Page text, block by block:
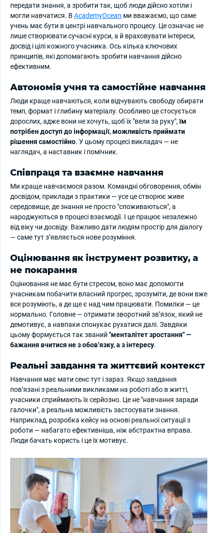
передати знання, а зробити так, щоб люди дійсно хотіли і
могли навчатися. В AcademyOcean ми вважаємо, що саме
учень має бути в центрі навчального процесу. Це означає не
лише створювати сучасні курси, а й враховувати інтереси,
досвід і цілі кожного учасника. Ось кілька ключових
принципів, які допомагають зробити навчання дійсно
ефективним.
Автономія учня та самостійне навчання
Люди краще навчаються, коли відчувають свободу обирати
темп, формат і глибину матеріалу. Особливо це стосується
дорослих, адже вони не хочуть, щоб їх "вели за руку",їм
потрібен доступ до інформації, можливість приймати
рішення самостійно. У цьому процесі викладач — не
наглядач, а наставник і помічник.
Співпраця та взаємне навчання
Ми краще навчаємося разом. Командні обговорення, обмін
досвідом, приклади з практики — усе це створює живе
середовище, де знання не просто "споживаються", а
народжуються в процесі взаємодії. І це працює незалежно
від віку чи досвіду. Важливо дати людям простір для діалогу
— саме тут з’являється нове розуміння.
Оцінювання як інструмент розвитку, а
не покарання
Оцінювання не має бути стресом, воно має допомогти
учасникам побачити власний прогрес, зрозуміти, де вони вже
все розуміють, а де ще є над чим працювати. Помилки — це
нормально. Головне — отримати зворотний зв’язок, який не
демотивує, а навпаки спонукає рухатися далі. Завдяки
цьому формується так званий "менталітет зростання" —
бажання вчитися не з обов’язку, а з інтересу.
Реальні завдання та життєвий контекст
Навчання має мати сенс тут і зараз. Якщо завдання
пов’язані з реальними викликами на роботі або в житті,
учасники сприймають їх серйозно. Це не "навчання заради
галочки", а реальна можливість застосувати знання.
Наприклад, розробка кейсу на основі реальної ситуації з
роботи — набагато ефективніша, ніж абстрактна вправа.
Люди бачать користь і це їх мотивує.